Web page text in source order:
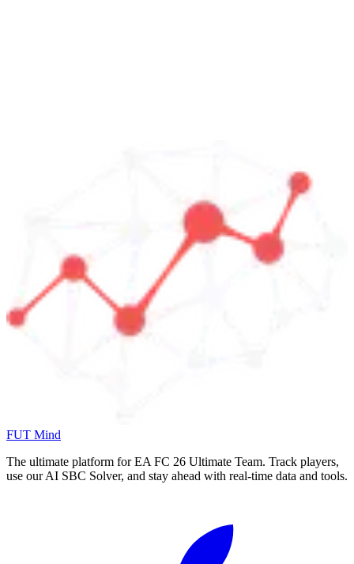
FUT Mind
The ultimate platform for EA FC 26 Ultimate Team. Track players,
use our AI SBC Solver, and stay ahead with real-time data and tools.